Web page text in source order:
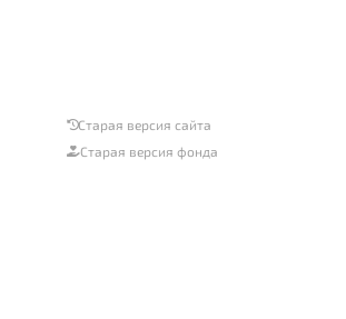
Старая версия сайта
Старая версия фонда